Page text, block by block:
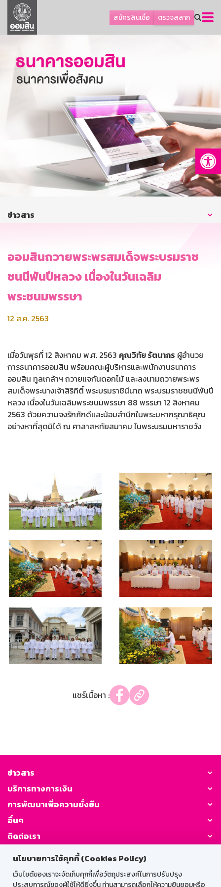
นโยบายการใช้คุกกี้ (Cookies Policy)
เว็บไซต์ของเราจะจัดเก็บคุกกี้เพื่อวัตถุประสงค์ในการปรับปรุง
ประสบการณ์ของผู้ใช้ให้ดียิ่งขึ้น ท่านสามารถเลือกให้ความยินยอมหรือ
สมัครสินเชื่อ ตรวจสลาก
ลูกค้าธุรกิจ
ลูกค้าผู้ประกอบรายย่อย
ออมเพื่อสุข
เกี่ยวกับธนาคาร
การพัฒนาที่ยั่งยืน
บริการทางการเงิน
ติดต่อเรา
บริการออนไลน์
ข่าวสาร
ออมสินถวายพระพรสมเด็จพระบรมราช
ชนนีพันปีหลวง เนื่องในวันเฉลิม
พระชนมพรรษา
12 ส.ค. 2563
เมื่อวันพุธที่ 12 สิงหาคม พ.ศ. 2563 คุณวิทัย รัตนากร ผู้อำนวย
การธนาคารออมสิน พร้อมคณะผู้บริหารและพนักงานธนาคาร
ออมสิน ทูลเกล้าฯ ถวายแจกันดอกไม้ และลงนามถวายพระพร
สมเด็จพระนางเจ้าสิริกิติ์ พระบรมราชินีนาถ พระบรมราชชนนีพันปี
หลวง เนื่องในวันเฉลิมพระชนมพรรษา 88 พรรษา 12 สิงหาคม
2563 ด้วยความจงรักภักดีและน้อมสำนึกในพระมหากรุณาธิคุณ
อย่างหาที่สุดมิได้ ณ ศาลาสหทัยสมาคม ในพระบรมมหาราชวัง
แชร์เนื้อหา :
ข่าวสาร
บริการทางการเงิน
การพัฒนาเพื่อความยั่งยืน
อื่นๆ
ติดต่อเรา
GSB Society: